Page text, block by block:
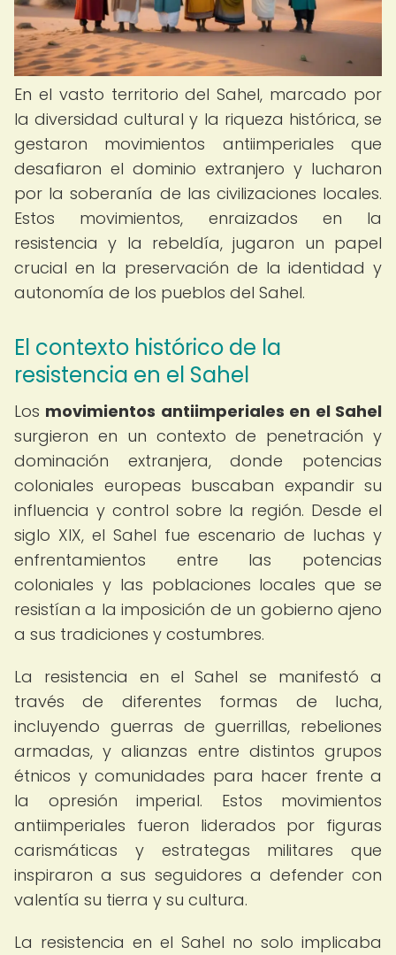
En el vasto territorio del Sahel, marcado por
la diversidad cultural y la riqueza histórica, se
gestaron movimientos antiimperiales que
desafiaron el dominio extranjero y lucharon
por la soberanía de las civilizaciones locales.
Estos movimientos, enraizados en la
resistencia y la rebeldía, jugaron un papel
crucial en la preservación de la identidad y
autonomía de los pueblos del Sahel.
El contexto histórico de la
resistencia en el Sahel
Los movimientos antiimperiales en el Sahel
surgieron en un contexto de penetración y
dominación extranjera, donde potencias
coloniales europeas buscaban expandir su
influencia y control sobre la región. Desde el
siglo XIX, el Sahel fue escenario de luchas y
enfrentamientos entre las potencias
coloniales y las poblaciones locales que se
resistían a la imposición de un gobierno ajeno
a sus tradiciones y costumbres.
La resistencia en el Sahel se manifestó a
través de diferentes formas de lucha,
incluyendo guerras de guerrillas, rebeliones
armadas, y alianzas entre distintos grupos
étnicos y comunidades para hacer frente a
la opresión imperial. Estos movimientos
antiimperiales fueron liderados por figuras
carismáticas y estrategas militares que
inspiraron a sus seguidores a defender con
valentía su tierra y su cultura.
La resistencia en el Sahel no solo implicaba